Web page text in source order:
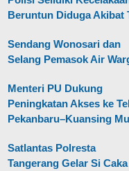
Beruntun Diduga Akibat
Sendang Wonosari dan
Selang Pemasok Air
Menteri PU Dukung
Peningkatan Akses ke
Pekanbaru–Kuansing
Satlantas Polresta
Tangerang Gelar Si